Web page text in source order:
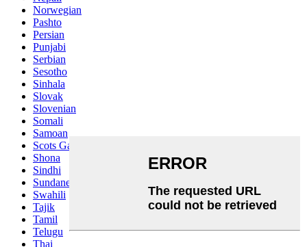
Norwegian
Pashto
Persian
Punjabi
Serbian
Sesotho
Sinhala
Slovak
Slovenian
Somali
Samoan
Scots Gaelic
Shona
Sindhi
Sundanese
Swahili
Tajik
Tamil
Telugu
Thai